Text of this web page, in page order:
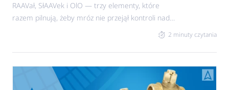
RAAVał, SłAAVek i OlO — trzy elementy, które
razem pilnują, żeby mróz nie przejął kontroli nad
działania zimą. Montujesz je tam, gdzie robi się
najzimniej — między budynkiem a pompą ciepła
— i zapewniasz instalacji realne zabezpieczenie.
2 minuty czytania